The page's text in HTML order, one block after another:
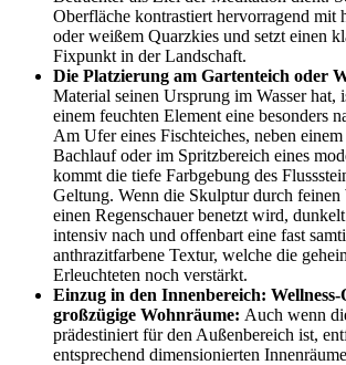
Oberfläche kontrastiert hervorragend mit
oder weißem Quarzkies und setzt einen
Fixpunkt in der Landschaft.
Die Platzierung am Gartenteich oder
Material seinen Ursprung im Wasser hat,
einem feuchten Element eine besonders
Am Ufer eines Fischteiches, neben
Bachlauf oder im Spritzbereich eines
kommt die tiefe Farbgebung des
Geltung. Wenn die Skulptur durch feinen
einen Regenschauer benetzt wird,
intensiv nach und offenbart eine fast
anthrazitfarbene Textur, welche die
Erleuchteten noch verstärkt.
Einzug in den Innenbereich: Wellness-
großzügige Wohnräume: Auch wenn
prädestiniert für den Außenbereich ist,
entsprechend dimensionierten